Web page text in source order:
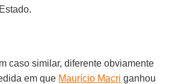
caso similar, diferente obviamente
em que Maurício Macri ganhou